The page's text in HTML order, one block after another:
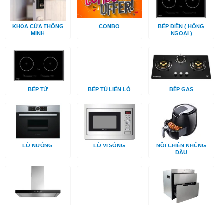
KHÓA CỬA THÔNG
MINH
COMBO
BẾP ĐIỆN ( HỒNG
NGOẠI )
BẾP TỪ BẾP TỦ LIỀN LÒ BẾP GAS
LÒ NƯỚNG LÒ VI SÓNG
NỒI CHIÊN KHÔNG
DẦU